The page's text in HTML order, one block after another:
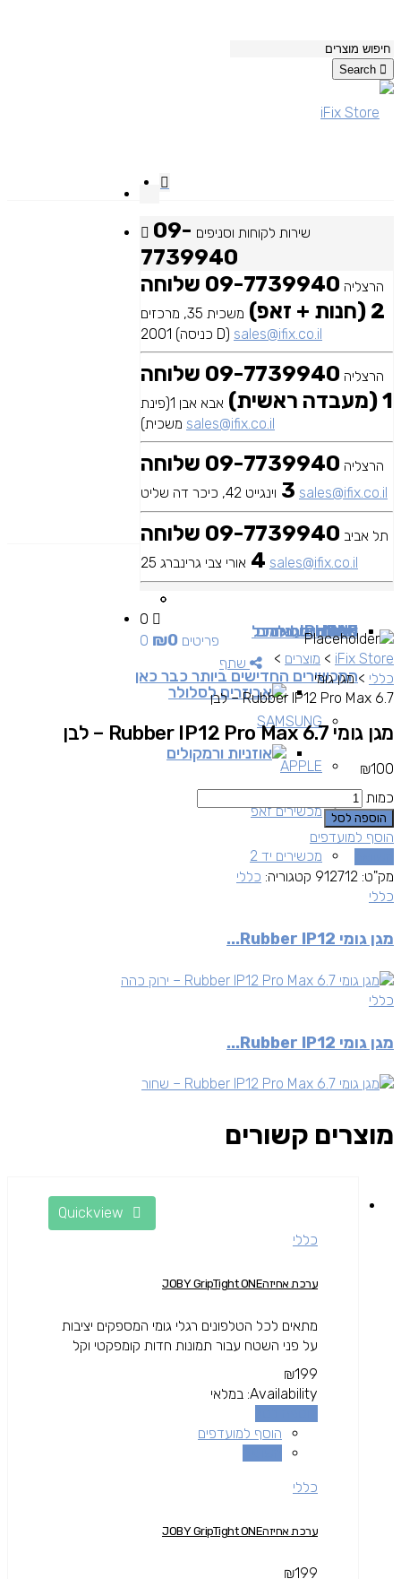
Search
שירות לקוחות וסניפים 09-
7739940
הרצליה
09-7739940 שלוחה
2 (חנות + זאפ)
משכית 35, מרכזים
2001 (כניסה D) sales@ifix.co.il
הרצליה
09-7739940 שלוחה
1 (מעבדה ראשית)
אבא אבן 1(פינת
משכית) sales@ifix.co.il
הרצליה
09-7739940 שלוחה
3 וינגייט 42, כיכר דה שליט sales@ifix.co.il
תל אביב
09-7739940 שלוחה
4 אורי צבי גרינברג 25 sales@ifix.co.il
0
0 פריטים
₪0 IPHONE
IPAD
MAC
אביזרים
אביזרים לסלולר
אוזניות ורמקולים
מכשירי סלולרכל
המכשירים החדישים ביותר כבר כאן
SAMSUNG
APPLE
מכשירים זאפ
מכשירים יד 2
שירותי מעבדה
כבלים ומתאמים
שתף iFix Store
> מוצרים >
כללי >מגן גומי
Rubber IP12 Pro Max 6.7 – לבן
מגן גומי Rubber IP12 Pro Max 6.7 – לבן
₪100
כמות
הוספה לסל
הוסף למועדפים
מק"ט: 912712 קטגוריה: כללי
כללי
מגן גומי Rubber IP12...
כללי
מגן גומי Rubber IP12...
מוצרים קשורים
כללי
ערכת אחיזהJOBY GripTight ONE
מתאים לכל הטלפונים רגלי גומי המספקים יציבות
על פני השטח עבור תמונות חדות קומפקטי וקל
₪199
Availability: במלאי
הוסף למועדפים
כללי
ערכת אחיזהJOBY GripTight ONE
₪199